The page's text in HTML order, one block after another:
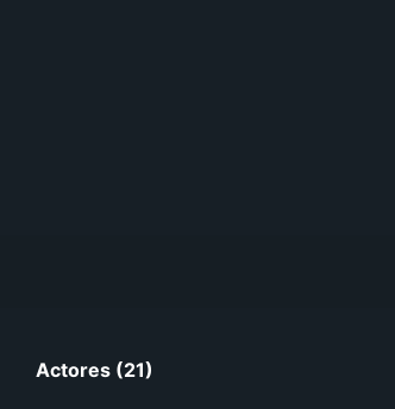
Actores (21)